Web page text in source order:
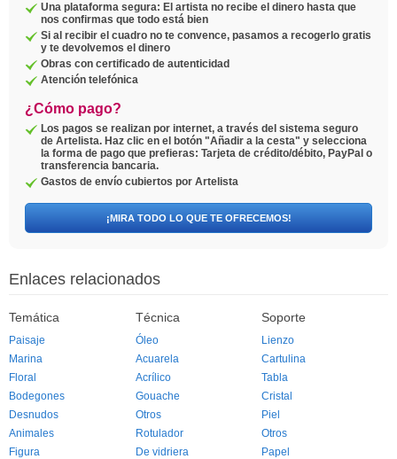
Una plataforma segura: El artista no recibe el dinero hasta que
nos confirmas que todo está bien
Si al recibir el cuadro no te convence, pasamos a recogerlo gratis
y te devolvemos el dinero
Obras con certificado de autenticidad
Atención telefónica
¿Cómo pago?
Los pagos se realizan por internet, a través del sistema seguro
de Artelista. Haz clic en el botón "Añadir a la cesta" y selecciona
la forma de pago que prefieras: Tarjeta de crédito/débito, PayPal o
transferencia bancaria.
Gastos de envío cubiertos por Artelista
¡MIRA TODO LO QUE TE OFRECEMOS!
Enlaces relacionados
Temática
Paisaje
Marina
Floral
Bodegones
Desnudos
Animales
Figura
Técnica
Óleo
Acuarela
Acrílico
Gouache
Otros
Rotulador
De vidriera
Soporte
Lienzo
Cartulina
Tabla
Cristal
Piel
Otros
Papel